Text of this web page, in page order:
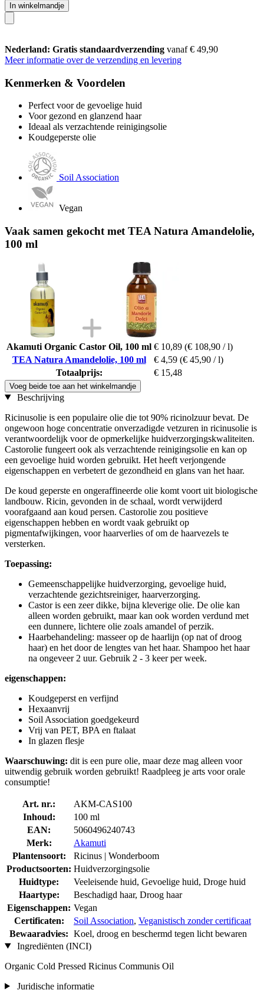
In winkelmandje
Nederland: Gratis standaardverzending vanaf € 49,90
Meer informatie over de verzending en levering
Kenmerken & Voordelen
Perfect voor de gevoelige huid
Voor gezond en glanzend haar
Ideaal als verzachtende reinigingsolie
Koudgeperste olie
Soil Association
Vegan
Vaak samen gekocht met TEA Natura Amandelolie,
100 ml
Akamuti Organic Castor Oil, 100 ml € 10,89 (€ 108,90 / l)
TEA Natura Amandelolie, 100 ml
€ 4,59 (€ 45,90 / l)
Totaalprijs:
€ 15,48
Voeg beide toe aan het winkelmandje
Beschrijving
Ricinusolie is een populaire olie die tot 90% ricinolzuur bevat. De
ongewoon hoge concentratie onverzadigde vetzuren in ricinusolie is
verantwoordelijk voor de opmerkelijke huidverzorgingskwaliteiten.
Castorolie fungeert ook als verzachtende reinigingsolie en kan op
een gevoelige huid worden gebruikt. Het heeft verjongende
eigenschappen en verbetert de gezondheid en glans van het haar.
De koud geperste en ongeraffineerde olie komt voort uit biologische
landbouw. Ricin, gevonden in de schaal, wordt verwijderd
voorafgaand aan koud persen. Castorolie zou positieve
eigenschappen hebben en wordt vaak gebruikt op
pigmentafwijkingen, voor haarverlies of om de haarvezels te
versterken.
Toepassing:
Gemeenschappelijke huidverzorging, gevoelige huid,
verzachtende gezichtsreiniger, haarverzorging.
Castor is een zeer dikke, bijna kleverige olie. De olie kan
alleen worden gebruikt, maar kan ook worden verdund met
een dunnere, lichtere olie zoals amandel of perzik.
Haarbehandeling: masseer op de haarlijn (op nat of droog
haar) en het door de lengtes van het haar. Shampoo het haar
na ongeveer 2 uur. Gebruik 2 - 3 keer per week.
eigenschappen:
Koudgeperst en verfijnd
Hexaanvrij
Soil Association goedgekeurd
Vrij van PET, BPA en ftalaat
In glazen flesje
Waarschuwing: dit is een pure olie, maar deze mag alleen voor
uitwendig gebruik worden gebruikt! Raadpleeg je arts voor orale
consumptie!
Art. nr.:
AKM-CAS100
Inhoud:
100 ml
EAN:
5060496240743
Merk:
Akamuti
Plantensoort:
Ricinus | Wonderboom
Productsoorten: Huidverzorgingsolie
Huidtype:
Veeleisende huid, Gevoelige huid, Droge huid
Haartype:
Beschadigd haar, Droog haar
Eigenschappen: Vegan
Certificaten:
Soil Association, Veganistisch zonder certificaat
Bewaaradvies: Koel, droog en beschermd tegen licht bewaren
Ingrediënten (INCI)
Organic Cold Pressed Ricinus Communis Oil
Juridische informatie